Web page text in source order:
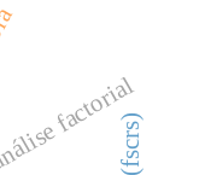
factorial